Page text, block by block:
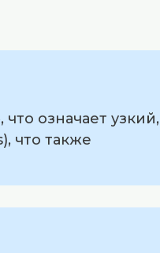
означает узкий,
что также